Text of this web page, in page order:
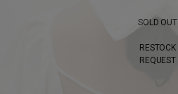
SOLD OUT
RESTOCK
REQUEST